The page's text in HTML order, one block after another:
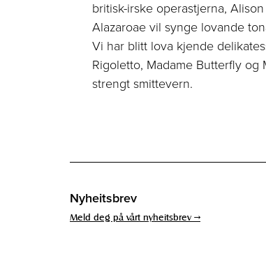
britisk-irske operastjerna,
Alazaroae vil synge lovande
Vi har blitt lova kjende
Rigoletto, Madame Butterfly
strengt smittevern.
Nyheitsbrev
Meld deg på vårt nyheitsbrev →